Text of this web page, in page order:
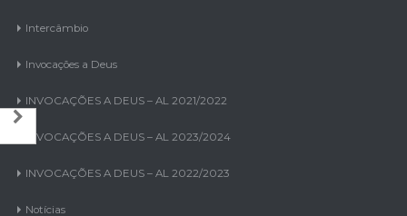
Intercâmbio
Invocações a Deus
INVOCAÇÕES A DEUS – AL 2021/2022
INVOCAÇÕES A DEUS – AL 2023/2024
INVOCAÇÕES A DEUS – AL 2022/2023
Notícias